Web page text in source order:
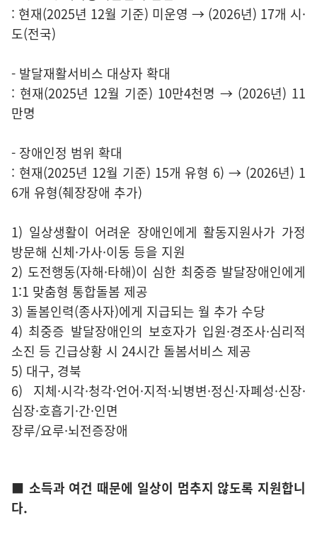
: 현재(2025년 12월 기준) 미운영 → (2026년) 17개 시·
도(전국)
- 발달재활서비스 대상자 확대
: 현재(2025년 12월 기준) 10만4천명 → (2026년) 11
만명
- 장애인정 범위 확대
: 현재(2025년 12월 기준) 15개 유형 6) → (2026년) 1
6개 유형(췌장장애 추가)
1) 일상생활이 어려운 장애인에게 활동지원사가 가정
방문해 신체·가사·이동 등을 지원
2) 도전행동(자해·타해)이 심한 최중증 발달장애인에게
1:1 맞춤형 통합돌봄 제공
3) 돌봄인력(종사자)에게 지급되는 월 추가 수당
4) 최중증 발달장애인의 보호자가 입원·경조사·심리적
소진 등 긴급상황 시 24시간 돌봄서비스 제공
5) 대구, 경북
6) 지체·시각·청각·언어·지적·뇌병변·정신·자폐성·신장·
심장·호흡기·간·인면
장루/요루·뇌전증장애
■ 소득과 여건 때문에 일상이 멈추지 않도록 지원합니
다.